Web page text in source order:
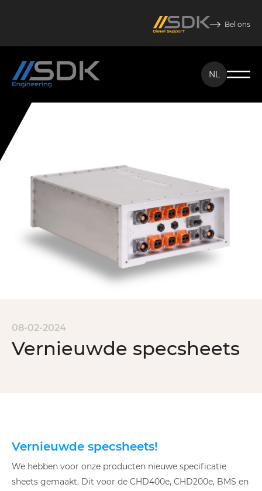
Bel ons
NL
08-02-2024
Vernieuwde specsheets
Vernieuwde specsheets!
We hebben voor onze producten nieuwe specificatie
sheets gemaakt. Dit voor de CHD400e, CHD200e, BMS en